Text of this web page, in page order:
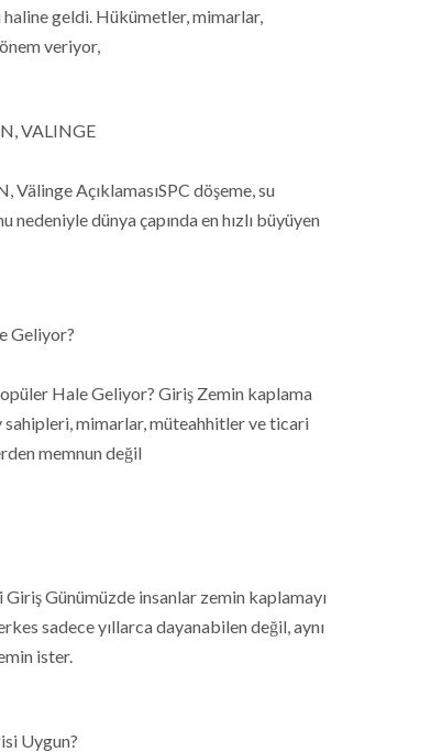
geldi. Hükümetler, mimarlar,
veriyor,
VALINGE
Välinge AçıklamasıSPC döşeme, su
nedeniyle dünya çapında en hızlı büyüyen
Geliyor?
Hale Geliyor? Giriş Zemin kaplama
sahipleri, mimarlar, müteahhitler ve ticari
memnun değil
Günümüzde insanlar zemin kaplamayı
sadece yıllarca dayanabilen değil, aynı
ister.
Uygun?